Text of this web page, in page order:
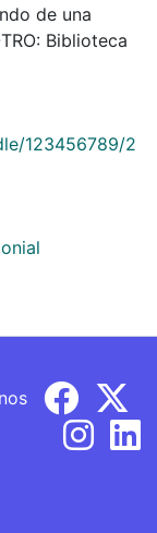
de una
Biblioteca
123456789/2